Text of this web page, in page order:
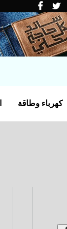
كهرباء وطاقة